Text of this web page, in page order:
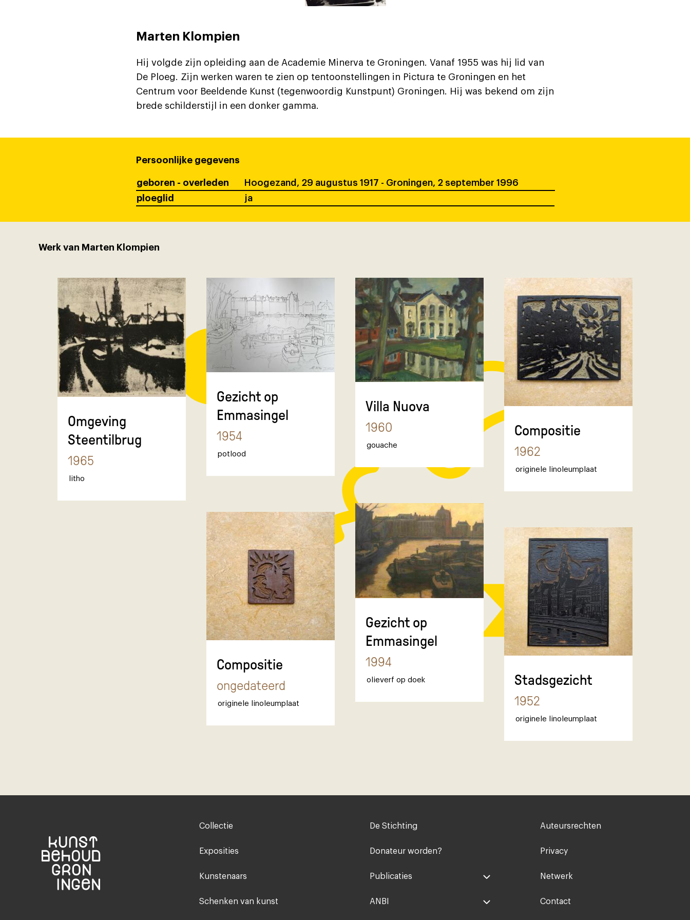
Marten Klompien
Hij volgde zijn opleiding aan de Academie Minerva te Groningen. Vanaf 1955 was hij lid van
De Ploeg. Zijn werken waren te zien op tentoonstellingen in Pictura te Groningen en het
Centrum voor Beeldende Kunst (tegenwoordig Kunstpunt) Groningen. Hij was bekend om zijn
brede schilderstijl in een donker gamma.
Persoonlijke gegevens
geboren - overleden
Hoogezand, 29 augustus 1917 - Groningen, 2 september 1996
ploeglid
ja
Werk van Marten Klompien
Omgeving
Steentilbrug
1965
litho
Gezicht op
Emmasingel
1954
potlood
Villa Nuova
1960
gouache
Compositie
1962
originele linoleumplaat
Gezicht op
Emmasingel
1994
olieverf op doek
Compositie
ongedateerd
originele linoleumplaat
Stadsgezicht
1952
originele linoleumplaat
Footer-
Collectie
Exposities
Kunstenaars
Schenken van kunst
Voet
De Stichting
Donateur worden?
Publicaties
ANBI
Voet
Auteursrechten
Privacy
Netwerk
Contact